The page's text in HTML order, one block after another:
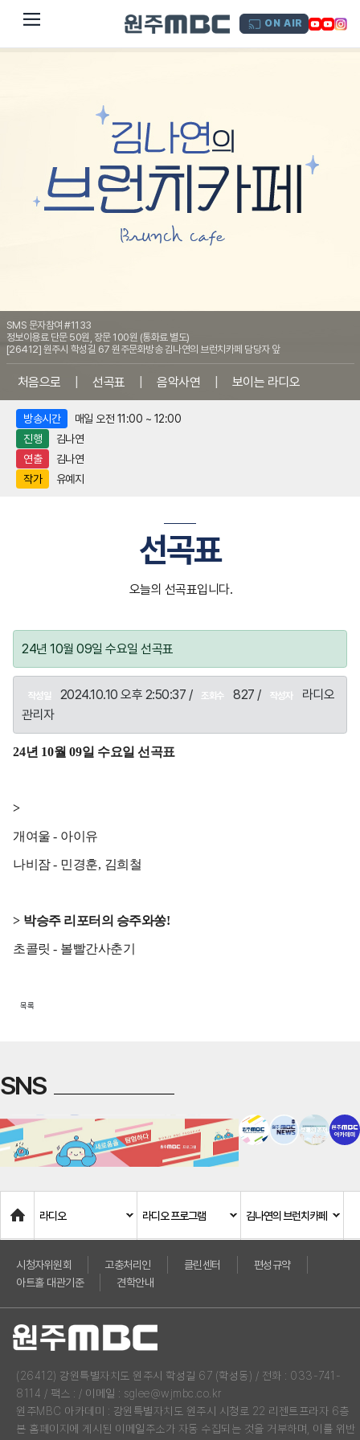
dehaze ON AIR
SMS 문자참여 #1133
정보이용료 단문 50원, 장문 100원 (통화료 별도)
[26412] 원주시 학성길 67 원주문화방송 김나연의 브런치카페 담당자 앞
처음으로 선곡표 음악사연 보이는 라디오
방송시간
매일 오전 11:00 ~ 12:00
진행
김나연
연출
김나연
작가
유예지
선곡표
오늘의 선곡표입니다.
24년 10월 09일 수요일 선곡표
작성일 2024.10.10 오후 2:50:37 / 조회수 827 / 작성자
라디오
관리자
24년 10월 09일 수요일 선곡표
>
개여울 - 아이유
나비잠- 민경훈, 김희철
> 박승주 리포터의 승주와쏭!
초콜릿 - 볼빨간사춘기
목록
SNS
Home
라디오 라디오 프로그램 김나연의 브런치카페
시청자위원회 고충처리인 클린센터
편성규약
아트홀 대관기준
견학안내
(26412) 강원특별자치도 원주시 학성길 67 (학성동) / 전화 : 033-741-
8114 / 팩스 : / 이메일 : sglee@wjmbc.co.kr
원주MBC 아카데미 : 강원특별자치도 원주시 시청로 22 리젠트프라자 6층
본 홈페이지에 게시된 이메일주소가 자동 수집되는 것을 거부하며, 이를 위반